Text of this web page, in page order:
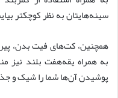
سینه‌هایتان به نظر کوچکتر
همچنین، کت‌های فیت بدن،
به همراه یقه‌هفت بلند نیز
پوشیدن آن‌ها شما را شیک و